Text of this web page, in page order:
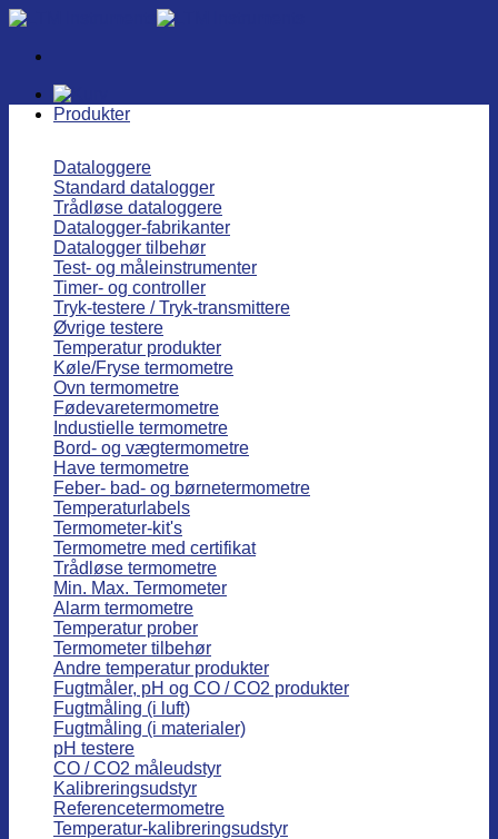
Fortsæt
indhold
Produkter
Dataloggere
Standard datalogger
Trådløse dataloggere
Datalogger-fabrikanter
Datalogger tilbehør
Test- og måleinstrumenter
Timer- og controller
Tryk-testere / Tryk-transmittere
Øvrige testere
Temperatur produkter
Køle/Fryse termometre
Ovn termometre
Fødevaretermometre
Industielle termometre
Bord- og vægtermometre
Have termometre
Feber- bad- og børnetermometre
Temperaturlabels
Termometer-kit's
Termometre med certifikat
Trådløse termometre
Min. Max. Termometer
Alarm termometre
Temperatur prober
Termometer tilbehør
Andre temperatur produkter
Fugtmåler, pH og CO / CO2 produkter
Fugtmåling (i luft)
Fugtmåling (i materialer)
pH testere
CO / CO2 måleudstyr
Kalibreringsudstyr
Referencetermometre
Temperatur-kalibreringsudstyr